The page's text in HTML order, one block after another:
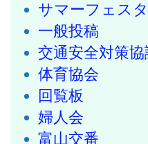
サマーフェス
一般投稿
交通安全対策協
体育協会
回覧板
婦人会
富山交番